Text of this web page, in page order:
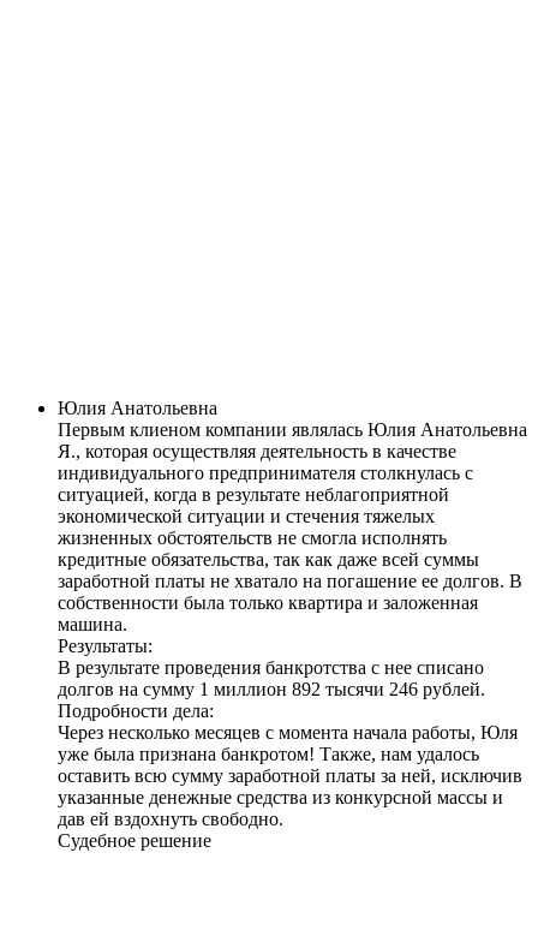
Юлия Анатольевна
Первым клиеном компании являлась Юлия Анатольевна
Я., которая осуществляя деятельность в качестве
индивидуального предпринимателя столкнулась с
ситуацией, когда в результате неблагоприятной
экономической ситуации и стечения тяжелых
жизненных обстоятельств не смогла исполнять
кредитные обязательства, так как даже всей суммы
заработной платы не хватало на погашение ее долгов. В
собственности была только квартира и заложенная
машина.
Результаты:
В результате проведения банкротства с нее списано
долгов на сумму 1 миллион 892 тысячи 246 рублей.
Подробности дела:
Через несколько месяцев с момента начала работы, Юля
уже была признана банкротом! Также, нам удалось
оставить всю сумму заработной платы за ней, исключив
указанные денежные средства из конкурсной массы и
дав ей вздохнуть свободно.
Судебное решение